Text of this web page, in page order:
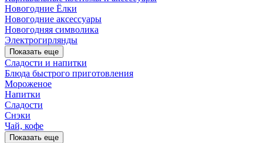
Новогодние Ёлки
Новогодние аксессуары
Новогодняя символика
Электрогирлянды
Показать еще
Сладости и напитки
Блюда быстрого приготовления
Мороженое
Напитки
Сладости
Снэки
Чай, кофе
Показать еще